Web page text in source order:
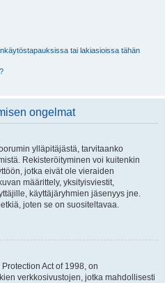
tai lakiasioissa tähän
ongelmat
ylläpitäjästä, tarvitaanko
Rekisteröityminen voi kuitenkin
jotka eivät ole vieraiden
määrittely, yksityisviestit,
käyttäjäryhmien jäsenyys jne.
joten se on suositeltavaa.
Act of 1998, on
verkkosivustojen, jotka mahdollisesti